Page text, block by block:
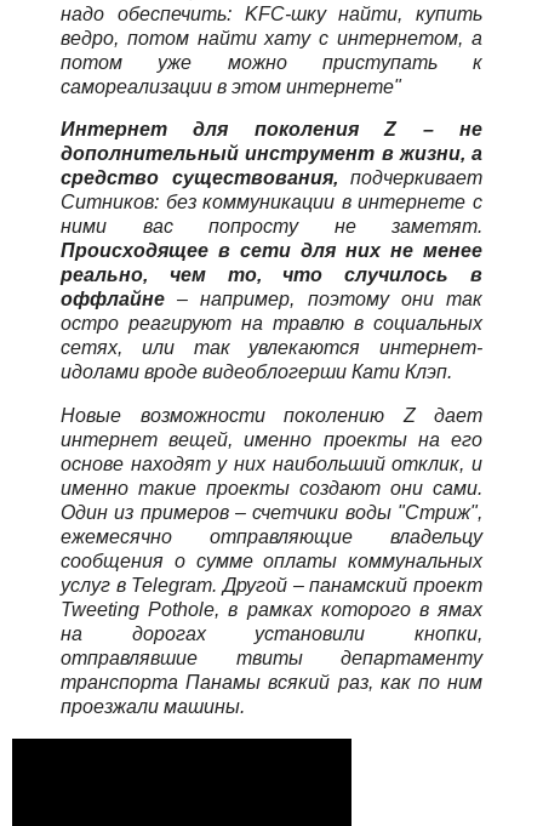
надо обеспечить: KFC-шку найти, купить
ведро, потом найти хату с интернетом, а
потом уже можно приступать к
самореализации в этом интернете"
Интернет для поколения Z – не
дополнительный инструмент в жизни, а
средство существования, подчеркивает
Ситников: без коммуникации в интернете с
ними вас попросту не заметят.
Происходящее в сети для них не менее
реально, чем то, что случилось в
оффлайне – например, поэтому они так
остро реагируют на травлю в социальных
сетях, или так увлекаются интернет-
идолами вроде видеоблогерши Кати Клэп.
Новые возможности поколению Z дает
интернет вещей, именно проекты на его
основе находят у них наибольший отклик, и
именно такие проекты создают они сами.
Один из примеров – счетчики воды "Стриж",
ежемесячно отправляющие владельцу
сообщения о сумме оплаты коммунальных
услуг в Telegram. Другой – панамский проект
Tweeting Pothole, в рамках которого в ямах
на дорогах установили кнопки,
отправлявшие твиты департаменту
транспорта Панамы всякий раз, как по ним
проезжали машины.